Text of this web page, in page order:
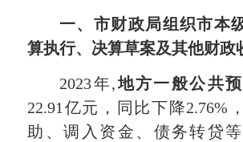
一、市财政局组织市本
算执行、决算草案及其他财政
2023年,地方一般公共
22.91亿元，同比下降2.76%
助、调入资金、债务转贷